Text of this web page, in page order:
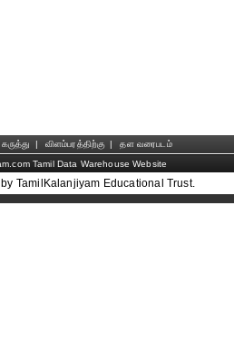
| விளம்பரத்திற்கு |
தள வரைபடம்
Tamil Data Warehouse Website
TamilKalanjiyam Educational Trust.